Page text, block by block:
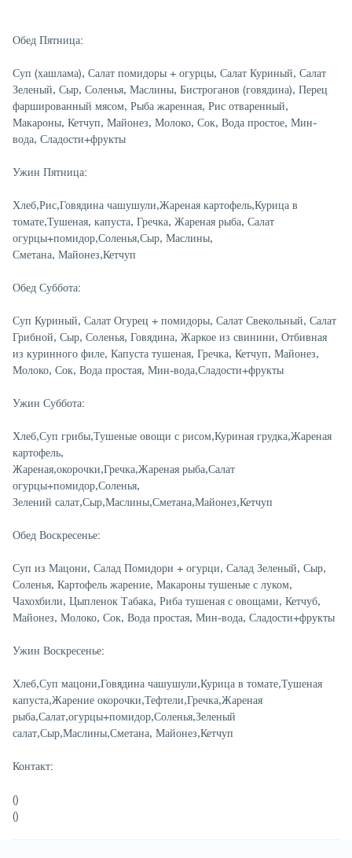
Обед Пятница:
Суп (хашлама), Салат помидоры + огурцы, Салат Куриный, Салат
Зеленый, Сыр, Соленья, Маслины, Бистроганов (говядина), Перец
фаршированный мясом, Рыба жаренная, Рис отваренный,
Макароны, Кетчуп, Майонез, Молоко, Сок, Вода простое, Мин-
вода, Сладости+фрукты
Ужин Пятница:
Хлеб,Рис,Говядина чашушули,Жареная картофель,Курица в
томате,Тушеная, капуста, Гречка, Жареная рыба, Салат
огурцы+помидор,Соленья,Сыр, Маслины,
Сметана, Майонез,Кетчуп
Обед Суббота:
Суп Куриный, Салат Огурец + помидоры, Салат Свекольный, Салат
Грибной, Сыр, Соленья, Говядина, Жаркое из свинини, Отбивная
из куринного филе, Капуста тушеная, Гречка, Кетчуп, Майонез,
Молоко, Сок, Вода простая, Мин-вода,Сладости+фрукты
Ужин Суббота:
Хлеб,Суп грибы,Тушеные овощи с рисом,Куриная грудка,Жареная
картофель,
Жареная,окорочки,Гречка,Жареная рыба,Салат
огурцы+помидор,Соленья,
Зелений салат,Сыр,Маслины,Сметана,Майонез,Кетчуп
Обед Воскресенье:
Суп из Мацони, Салад Помидори + огурци, Салад Зеленый, Сыр,
Соленья, Картофель жарение, Макароны тушеные с луком,
Чахохбили, Цыпленок Табака, Риба тушеная с овощами, Кетчуб,
Майонез, Молоко, Сок, Вода простая, Мин-вода, Сладости+фрукты
Ужин Воскресенье:
Хлеб,Суп мацони,Говядина чашушули,Курица в томате,Тушеная
капуста,Жарение окорочки,Тефтели,Гречка,Жареная
рыба,Салат,огурцы+помидор,Соленья,Зеленый
салат,Сыр,Маслины,Сметана, Майонез,Кетчуп
Контакт:
()
()